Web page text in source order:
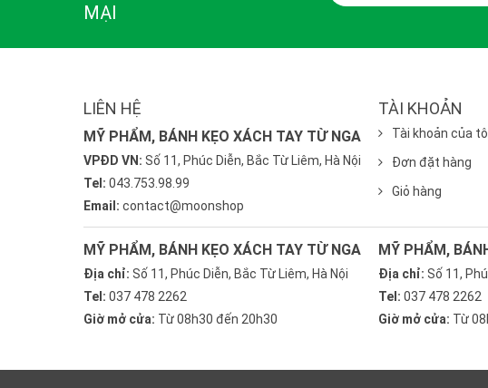
MẠI
LIÊN HỆ
MỸ PHẨM, BÁNH KẸO XÁCH TAY TỪ NGA
VPĐD VN: Số 11, Phúc Diễn, Bắc Từ Liêm, Hà Nội
Tel: 043.753.98.99
Email: contact@moonshop
TÀI KHOẢN
Tài khoản của
Đơn đặt hàng
Giỏ hàng
MỸ PHẨM, BÁNH KẸO XÁCH TAY TỪ NGA
Địa chỉ: Số 11, Phúc Diễn, Bắc Từ Liêm, Hà Nội
Tel: 037 478 2262
Giờ mở cửa: Từ 08h30 đến 20h30
MỸ PHẨM,
Địa chỉ: Số 11,
Tel: 037 478 2262
Giờ mở cửa: Từ